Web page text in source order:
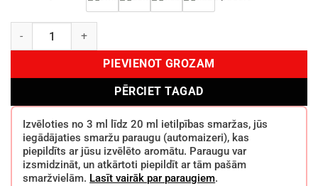
Xerjoff Join The Club Marquee EDP daudzums
PIEVIENOT GROZAM
PĒRCIET TAGAD
Izvēloties no 3 ml līdz 20 ml ietilpības smaržas, jūs
iegādājaties smaržu paraugu (automaizeri), kas
piepildīts ar jūsu izvēlēto aromātu. Paraugu var
izsmidzināt, un atkārtoti piepildīt ar tām pašām
smaržvielām. Lasīt vairāk par paraugiem.